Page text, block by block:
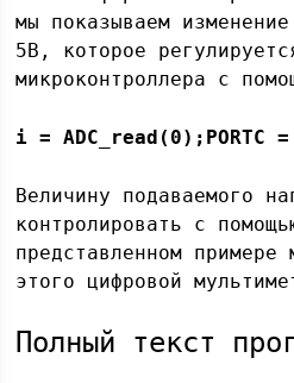
мы показываем
5В, которое
микроконтроллера с
i = ADC_read(0); PORTC
Величину подаваемого
контролировать с
представленном примере
этого цифровой
Полный текст